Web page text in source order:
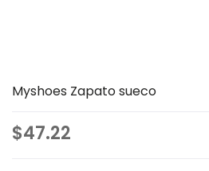
Myshoes Zapato sueco
$47.22